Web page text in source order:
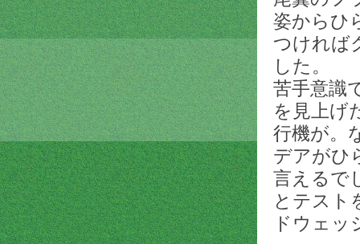
姿からひ
つければ
した。
苦手意識
を見上げ
行機が。
デアがひ
言えるで
とテスト
ドウェッ